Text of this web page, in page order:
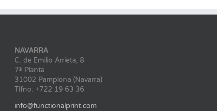
NAVARRA
C. de Emilio Arrieta, 8
7ª Planta
31002 Pamplona (Navarra)
Tlfno: +722 19 63 36
info@functionalprint.com